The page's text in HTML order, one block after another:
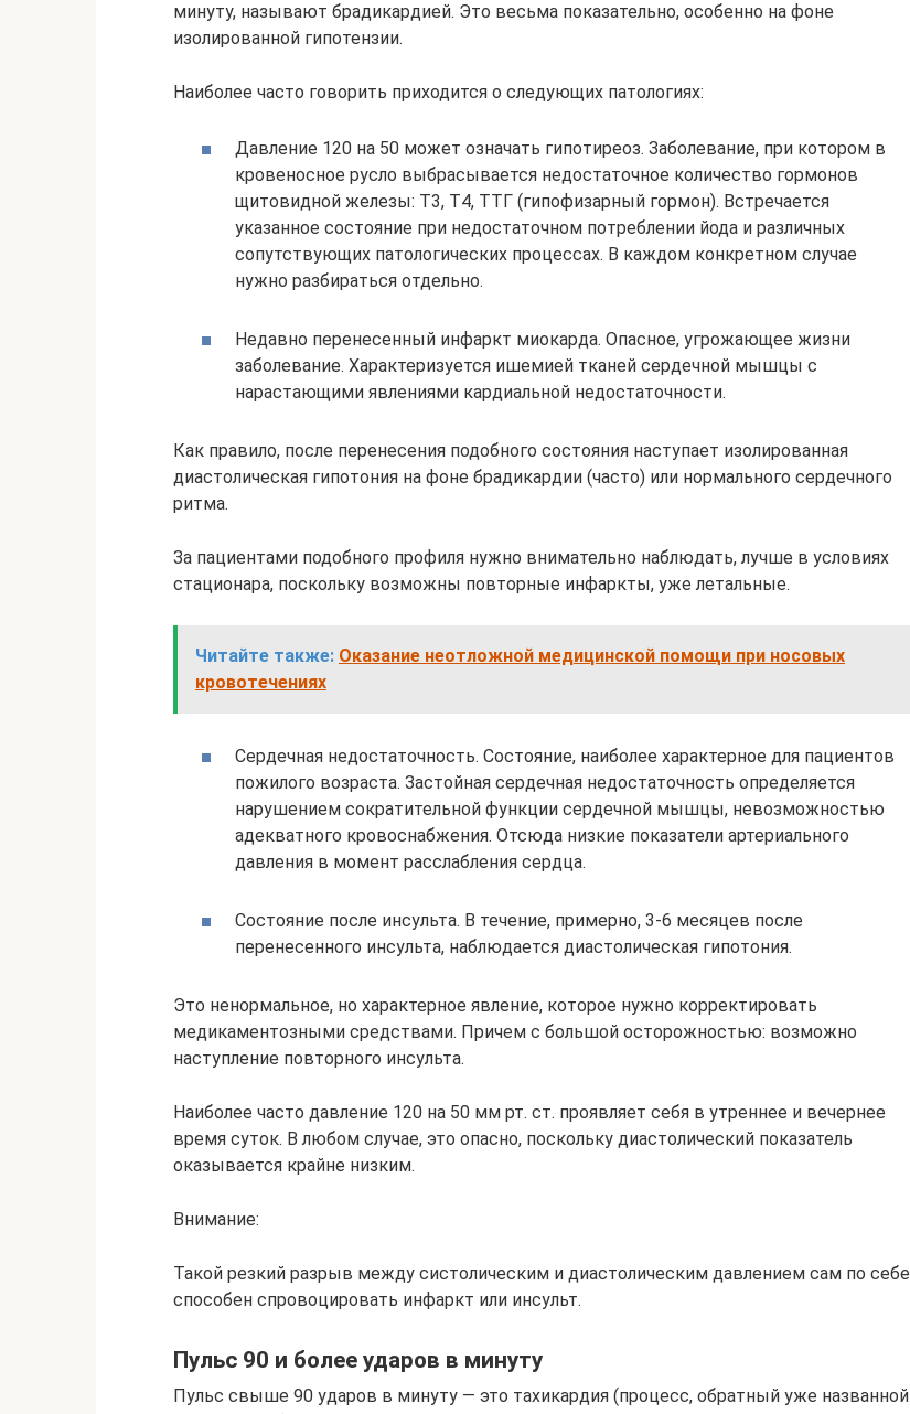
минуту, называют брадикардией. Это весьма показательно, особенно на фоне
изолированной гипотензии.
Наиболее часто говорить приходится о следующих патологиях:
Давление 120 на 50 может означать гипотиреоз. Заболевание, при котором в
кровеносное русло выбрасывается недостаточное количество гормонов
щитовидной железы: Т3, Т4, ТТГ (гипофизарный гормон). Встречается
указанное состояние при недостаточном потреблении йода и различных
сопутствующих патологических процессах. В каждом конкретном случае
нужно разбираться отдельно.
Недавно перенесенный инфаркт миокарда. Опасное, угрожающее жизни
заболевание. Характеризуется ишемией тканей сердечной мышцы с
нарастающими явлениями кардиальной недостаточности.
Как правило, после перенесения подобного состояния наступает изолированная
диастолическая гипотония на фоне брадикардии (часто) или нормального сердечного
ритма.
За пациентами подобного профиля нужно внимательно наблюдать, лучше в условиях
стационара, поскольку возможны повторные инфаркты, уже летальные.
Читайте также: Оказание неотложной медицинской помощи при носовых
кровотечениях
Сердечная недостаточность. Состояние, наиболее характерное для пациентов
пожилого возраста. Застойная сердечная недостаточность определяется
нарушением сократительной функции сердечной мышцы, невозможностью
адекватного кровоснабжения. Отсюда низкие показатели артериального
давления в момент расслабления сердца.
Состояние после инсульта. В течение, примерно, 3-6 месяцев после
перенесенного инсульта, наблюдается диастолическая гипотония.
Это ненормальное, но характерное явление, которое нужно корректировать
медикаментозными средствами. Причем с большой осторожностью: возможно
наступление повторного инсульта.
Наиболее часто давление 120 на 50 мм рт. ст. проявляет себя в утреннее и вечернее
время суток. В любом случае, это опасно, поскольку диастолический показатель
оказывается крайне низким.
Внимание:
Такой резкий разрыв между систолическим и диастолическим давлением сам по себе
способен спровоцировать инфаркт или инсульт.
Пульс 90 и более ударов в минуту
Пульс свыше 90 ударов в минуту — это тахикардия (процесс, обратный уже названной